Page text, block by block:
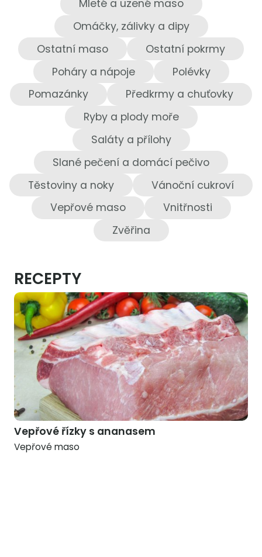
Mleté a uzené maso
Omáčky, zálivky a dipy
Ostatní maso
Ostatní pokrmy
Poháry a nápoje
Polévky
Pomazánky
Předkrmy a chuťovky
Ryby a plody moře
Saláty a přílohy
Slané pečení a domácí pečivo
Těstoviny a noky
Vánoční cukroví
Vepřové maso
Vnitřnosti
Zvěřina
RECEPTY
Vepřové řízky s ananasem
Vepřové maso